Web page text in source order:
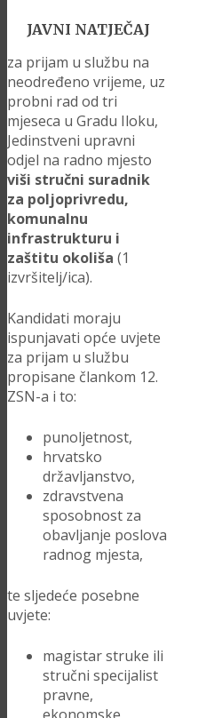
JAVNI NATJEČAJ
za prijam u službu na
neodređeno vrijeme, uz
probni rad od tri
mjeseca u Gradu Iloku,
Jedinstveni upravni
odjel na radno mjesto
viši stručni suradnik
za poljoprivredu,
komunalnu
infrastrukturu i
zaštitu okoliša (1
izvršitelj/ica).
Kandidati moraju
ispunjavati opće uvjete
za prijam u službu
propisane člankom 12.
ZSN-a i to:
punoljetnost,
hrvatsko
državljanstvo,
zdravstvena
sposobnost za
obavljanje poslova
radnog mjesta,
te sljedeće posebne
uvjete:
magistar struke ili
stručni specijalist
pravne,